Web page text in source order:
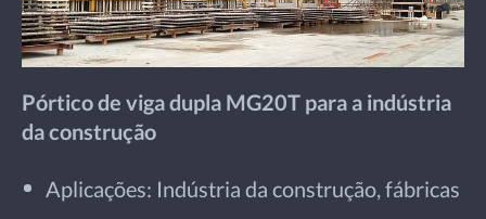
Pórtico de viga dupla MG20T para a indústria
da construção
Aplicações: Indústria da construção, fábricas